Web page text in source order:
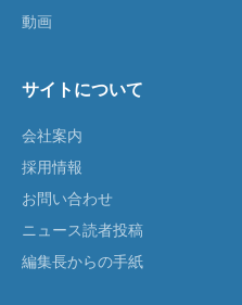
動画
サイトについて
会社案内
採用情報
お問い合わせ
ニュース読者投稿
編集長からの手紙